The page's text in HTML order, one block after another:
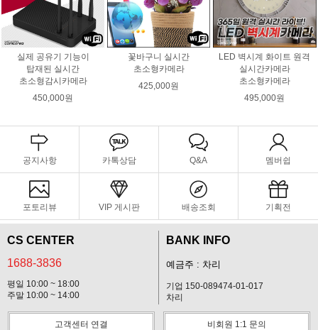
실제 공유기 기능이
탑재된 실시간
초소형감시카메라
450,000원
꽃바구니 실시간
초소형카메라
425,000원
LED 벽시계 화이트 원격
실시간카메라
초소형카메라
495,000원
공지사항 카톡상담 Q&A 멤버쉽
포토리뷰 VIP 게시판 배송조회 기획전
CS CENTER
1688-3836
평일 10:00 ~ 18:00
주말 10:00 ~ 14:00
BANK INFO
예금주 : 차리
기업 150-089474-01-017
차리
고객센터 연결 비회원 1:1 문의